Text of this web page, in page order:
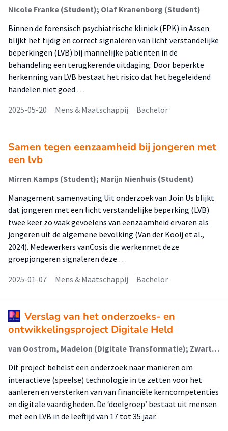
Nicole Franke (Student); Olaf Kranenborg (Student)
Binnen de forensisch psychiatrische kliniek (FPK) in Assen
blijkt het tijdig en correct signaleren van licht verstandelijke
beperkingen (LVB) bij mannelijke patiënten in de
behandeling een terugkerende uitdaging. Door beperkte
herkenning van LVB bestaat het risico dat het begeleidend
handelen niet goed …
2025-05-20
Mens & Maatschappij Bachelor
Samen tegen eenzaamheid bij jongeren met
een lvb
Mirren Kamps (Student); Marijn Nienhuis (Student)
Management samenvating Uit onderzoek van Join Us blijkt
dat jongeren met een licht verstandelijke beperking (LVB)
twee keer zo vaak gevoelens van eenzaamheid ervaren als
jongeren uit de algemene bevolking (Van der Kooij et al.,
2024). Medewerkers vanCosis die werkenmet deze
groepjongeren signaleren deze …
2025-01-07
Mens & Maatschappij Bachelor
Verslag van het onderzoeks- en
ontwikkelingsproject Digitale Held
van Oostrom, Madelon (Digitale Transformatie); Zwart, Peter (Digitale Transformatie); van Rimmelzwaan, Carmen; Karst, Rindert; Leenders, Rivke; Thijssen, Steve; Vriens, Karin
Dit project behelst een onderzoek naar manieren om
interactieve (speelse) technologie in te zetten voor het
aanleren en versterken van van financiële kerncompetenties
en digitale vaardigheden. De ‘doelgroep’ bestaat uit mensen
met een LVB in de leeftijd van 17 tot 35 jaar.